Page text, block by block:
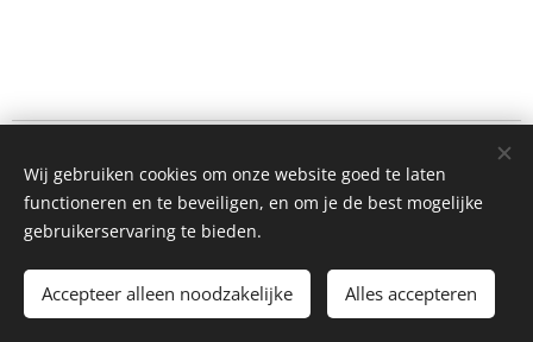
Toevoegen aan de winkelwagen
Cookies
Wij gebruiken cookies om onze website goed te laten
functioneren en te beveiligen, en om je de best mogelijke
gebruikerservaring te bieden.
Accepteer alleen noodzakelijke Alles accepteren